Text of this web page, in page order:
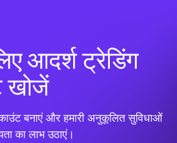
आदर्श ट्रेडिंग
खोजें
बनाएं और हमारी अनुकूलित सुविधाओं
का लाभ उठाएं।